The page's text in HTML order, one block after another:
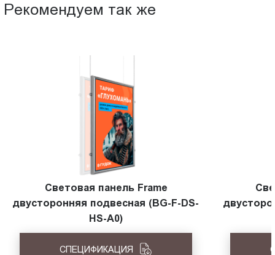
Рекомендуем так же
Световая панель Frame
двусторонняя подвесная (BG-F-DS-
HS-A0)
СПЕЦИФИКАЦИЯ